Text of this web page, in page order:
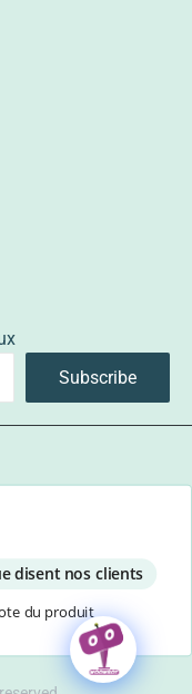
Subscribe
disent nos clients
du produit